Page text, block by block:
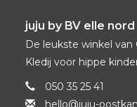
juju by BV elle nord
De leukste winkel van
Kledij voor hippe
050 35 25 41
hello@juju-